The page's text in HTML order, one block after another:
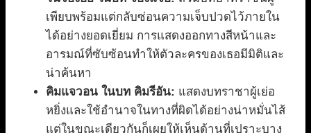
เพียบพร้อมแต่กลับซ่อนความเจ็บปวดไว้ภายใน
ได้อย่างยอดเยี่ยม การแสดงออกทางสีหน้าและ
อารมณ์ที่ซับซ้อนทำให้ตัวละครของเธอมีมิติและ
น่าค้นหา
คิมแจวอน ในบท คิมรีอัน: แสดงบทราชาผู้เย่อ
หยิ่งและใช้อำนาจในทางที่ผิดได้อย่างน่าหมั่นไส้
แต่ในขณะเดียวกันก็เผยให้เห็นด้านที่เปราะบาง